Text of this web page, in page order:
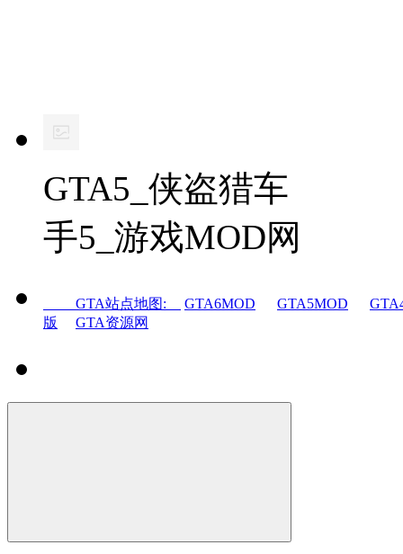
GTA5_侠盗猎车
手5_游戏MOD网
GTA站点地图: GTA6MOD GTA5MOD
版
GTA资源网